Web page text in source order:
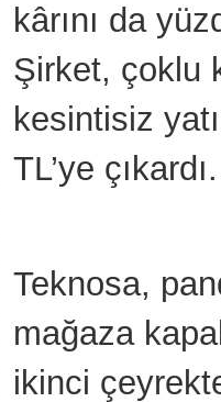
kârını da
Şirket, çoklu
kesintisiz
TL’ye çıkardı.
Teknosa,
mağaza
ikinci